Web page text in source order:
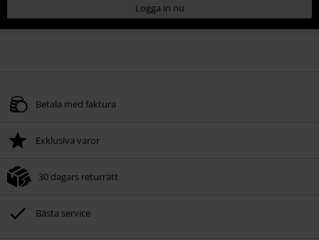
Logga in nu
Betala med faktura
Exklusiva varor
30 dagars returrätt
Bästa service